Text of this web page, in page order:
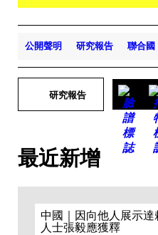
公開聲明 研究報告 聯合國
研究報告
最近新增
中國｜因向他人展示
人士張毅應獲釋